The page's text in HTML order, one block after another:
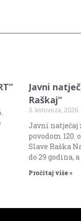
Javni
Raškaj“
3. kolovoza, 2026.
Javni natječaj
povodom
Slave Raška
do 29 godina,
Pročitaj više »